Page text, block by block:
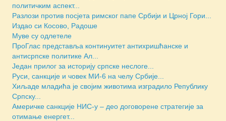
политичким аспект...
Разлози против посјета римског папе Србији и Црној Гори...
Издао си Косово, Радоше
Муве су одлетеле
ПроГлас представља континуитет антихришћанске и
антисрпске политике Ал...
Један прилог за историју српске неслоге...
Руси, санкције и човек МИ-6 на челу Србије...
Хиљаде младића је својим животима изградило Републику
Српску...
Америчкe санкције НИС-у – део договорене стратегије за
отимање енергет...